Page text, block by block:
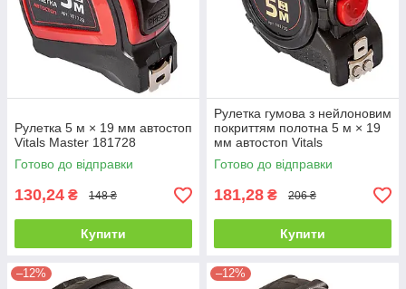
Рулетка 5 м × 19 мм автостоп
Vitals Master 181728
Готово до відправки
130,24 ₴ 148 ₴
Купити
Рулетка гумова з нейлоновим
покриттям полотна 5 м × 19
мм автостоп Vitals
Professional 181735
Готово до відправки
181,28 ₴ 206 ₴
Купити
–12% –12%